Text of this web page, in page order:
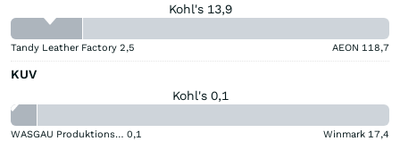
Kohl's 13,9
Tandy Leather Factory 2,5 AEON 118,7
KUV
Kohl's 0,1
WASGAU Produktions & Handels 0,1 Winmark 17,4